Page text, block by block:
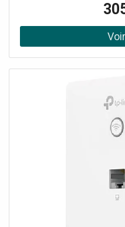
élevée de 56 Gbit/s pour
Support PoE pour